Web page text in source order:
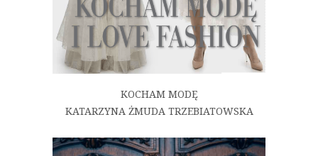
KOCHAM MODĘ
KATARZYNA ŻMUDA TRZEBIATOWSKA